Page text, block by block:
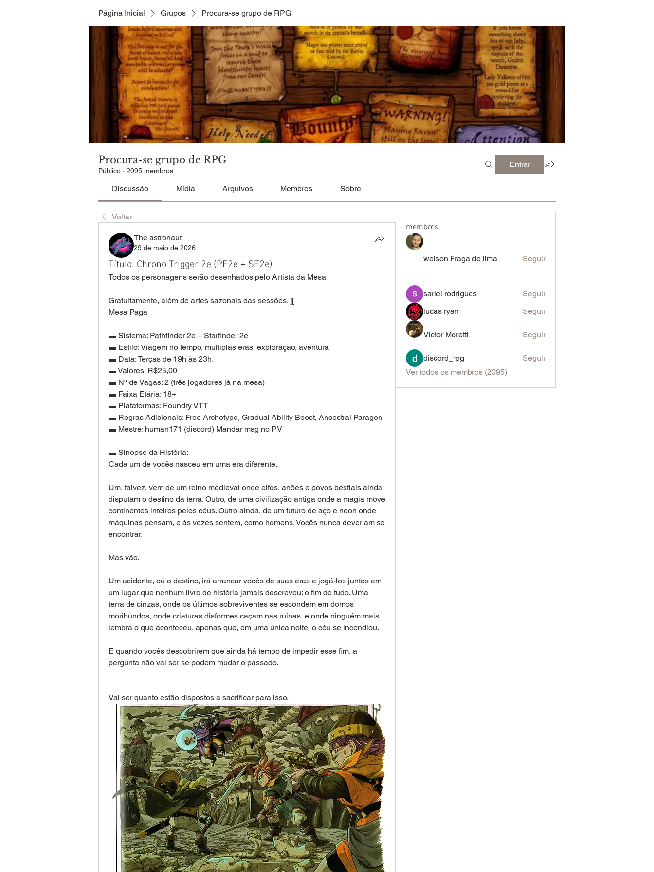
Página Inicial Grupos Procura-se grupo de RPG
Procura-se grupo de RPG
Público · 2095 membros
Entrar
Discussão Mídia Arquivos Membros Sobre
Voltar
The astronaut
29 de maio de 2026
Título: Chrono Trigger 2e (PF2e + SF2e)
Todos os personagens serão desenhados pelo Artista da Mesa
Gratuitamente, além de artes sazonais das sessões. ][
Mesa Paga
▬ Sistema: Pathfinder 2e + Starfinder 2e
▬ Estilo: Viagem no tempo, multiplas eras, exploração, aventura
▬ Data: Terças de 19h às 23h.
▬ Valores: R$25,00
▬ Nº de Vagas: 2 (três jogadores já na mesa)
▬ Faixa Etária: 18+
▬ Plataformas: Foundry VTT
▬ Regras Adicionais: Free Archetype, Gradual Ability Boost, Ancestral Paragon
▬ Mestre: human171 (discord) Mandar msg no PV
▬ Sinopse da História:
Cada um de vocês nasceu em uma era diferente.
Um, talvez, vem de um reino medieval onde elfos, anões e povos bestiais ainda
disputam o destino da terra. Outro, de uma civilização antiga onde a magia move
continentes inteiros pelos céus. Outro ainda, de um futuro de aço e neon onde
máquinas pensam, e às vezes sentem, como homens. Vocês nunca deveriam se
encontrar.
Mas vão.
Um acidente, ou o destino, irá arrancar vocês de suas eras e jogá-los juntos em
um lugar que nenhum livro de história jamais descreveu: o fim de tudo. Uma
terra de cinzas, onde os últimos sobreviventes se escondem em domos
moribundos, onde criaturas disformes caçam nas ruínas, e onde ninguém mais
lembra o que aconteceu, apenas que, em uma única noite, o céu se incendiou.
E quando vocês descobrirem que ainda há tempo de impedir esse fim, a
pergunta não vai ser se podem mudar o passado.
Vai ser quanto estão dispostos a sacrificar para isso.
membros
welson Fraga de lima Seguir
sariel rodrigues
Seguir
lucas ryan
Seguir
Victor Moretti Seguir
discord_rpg
Seguir
Ver todos os membros (2095)